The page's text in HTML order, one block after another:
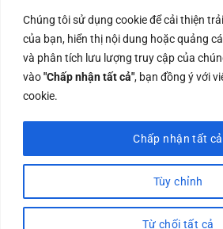
Chúng tôi sử dụng cookie để cải thiện
của bạn, hiển thị nội dung hoặc quảng
và phân tích lưu lượng truy cập của
vào"Chấp nhận tất cả", bạn đồng ý với
cookie.
Tùy chỉnh
Từ chối tất cả
Chấp nhận tất cả
Công ty TNHH Nam Bình Xương - Số
cấp ngày 14/06/2019 bởi Sở Kế
Nội
Copyrights @2023 Nam Binh Xuong.